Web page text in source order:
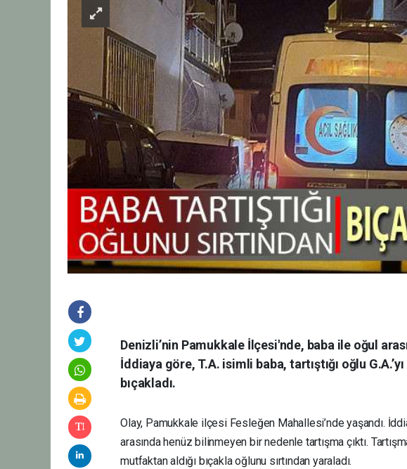
Denizli’nin Pamukkale İlçesi'nde, baba ile oğul
İddiaya göre, T.A. isimli baba, tartıştığı oğlu
bıçakladı.
Olay, Pamukkale ilçesi Fesleğen Mahallesi’nde yaşandı.
arasında henüz bilinmeyen bir nedenle tartışma çıktı.
mutfaktan aldığı bıçakla oğlunu sırtından yaraladı.